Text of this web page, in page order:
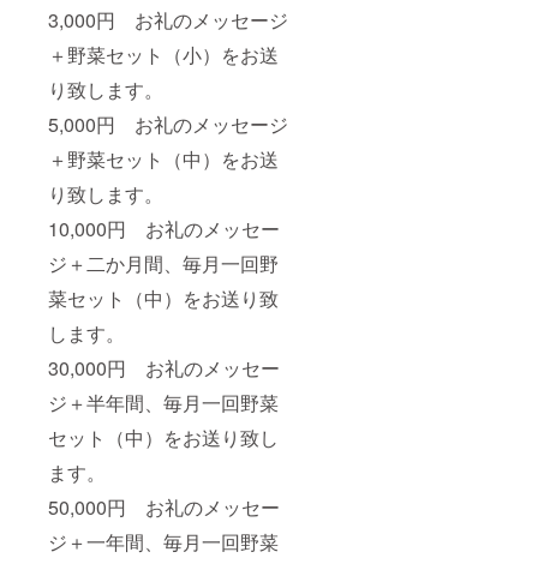
3,000円 お礼のメッセージ
＋野菜セット（小）をお送
り致します。
5,000円 お礼のメッセージ
＋野菜セット（中）をお送
り致します。
10,000円 お礼のメッセー
ジ＋二か月間、毎月一回野
菜セット（中）をお送り致
します。
30,000円 お礼のメッセー
ジ＋半年間、毎月一回野菜
セット（中）をお送り致し
ます。
50,000円 お礼のメッセー
ジ＋一年間、毎月一回野菜